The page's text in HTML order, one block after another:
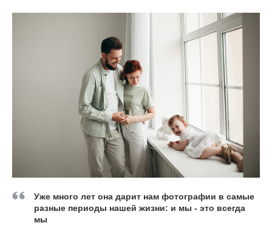
Уже много лет она дарит нам фотографии в самые
разные периоды нашей жизни: и мы - это всегда
мы